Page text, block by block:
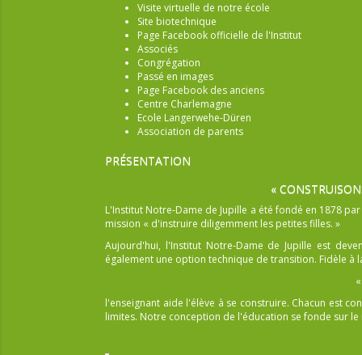
Visite virtuelle de notre école
Site biotechnique
Page Facebook officielle de l'Institut
Associés
Congrégation
Passé en images
Page Facebook des anciens
Centre Charlemagne
Ecole Langerwehe-Düren
Association de parents
PRÉSENTATION
«
L'Institut Notre-Dame de Jupille a été fondé en 1878
mission « d'instruire diligemment les petites filles. »
Aujourd'hui, l'Institut Notre-Dame de Jupille est
également une option technique de transition. Fidèle à
l'enseignant aide l'élève à se construire. Chacun est
limites. Notre conception de l'éducation se fonde sur